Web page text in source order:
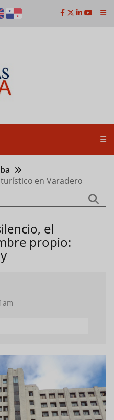
en Varadero
el
propio: